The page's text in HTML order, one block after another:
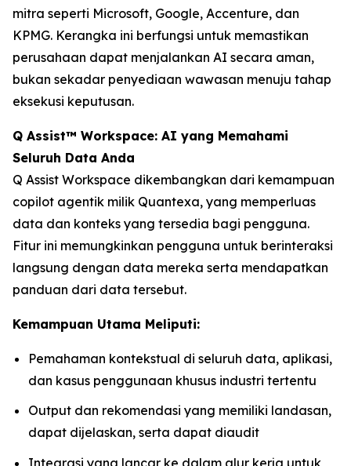
mitra seperti Microsoft, Google, Accenture, dan
KPMG. Kerangka ini berfungsi untuk memastikan
perusahaan dapat menjalankan AI secara aman,
bukan sekadar penyediaan wawasan menuju tahap
eksekusi keputusan.
Q Assist™ Workspace: AI yang Memahami
Seluruh Data Anda
Q Assist Workspace dikembangkan dari kemampuan
copilot agentik milik Quantexa, yang memperluas
data dan konteks yang tersedia bagi pengguna.
Fitur ini memungkinkan pengguna untuk berinteraksi
langsung dengan data mereka serta mendapatkan
panduan dari data tersebut.
Kemampuan Utama Meliputi:
Pemahaman kontekstual di seluruh data, aplikasi,
dan kasus penggunaan khusus industri tertentu
Output dan rekomendasi yang memiliki landasan,
dapat dijelaskan, serta dapat diaudit